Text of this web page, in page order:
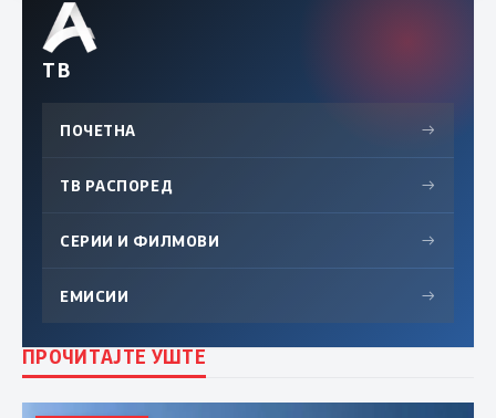
ТВ
ПОЧЕТНА →
ТВ РАСПОРЕД →
СЕРИИ И ФИЛМОВИ →
ЕМИСИИ →
ПРОЧИТАЈТЕ УШТЕ